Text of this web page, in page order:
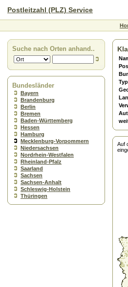
Postleitzahl (PLZ) Service
Suche nach Orten anhand..
Bundesländer
Bayern
Brandenburg
Berlin
Bremen
Baden-Württemberg
Hessen
Hamburg
Mecklenburg-Vorpommern
Niedersachsen
Nordrhein-Westfalen
Rheinland-Pfalz
Saarland
Sachsen
Sachsen-Anhalt
Schleswig-Holstein
Thüringen
Auf